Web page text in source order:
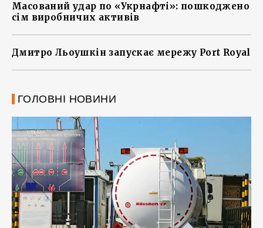
Масований удар по «Укрнафті»: пошкоджено
сім виробничих активів
Дмитро Льоушкін запускає мережу Port Royal
ГОЛОВНІ НОВИНИ